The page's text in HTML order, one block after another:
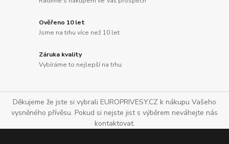
Ověřeno 10 let
Jsme na trhu více než 10 let
Záruka kvality
Vybíráme to nejlepší na trhu
Děkujeme že jste si vybrali EUROPRIVESY.CZ k nákupu Vašeho
vysněného přívěsu. Pokud si nejste jist s výběrem neváhejte nás
kontaktovat.